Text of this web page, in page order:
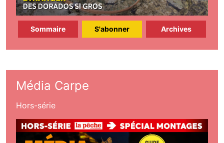
Sommaire S'abonner Archives
Média Carpe
Hors-série